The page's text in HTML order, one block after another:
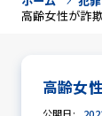
高齢女性が詐
高齢女
公開日: